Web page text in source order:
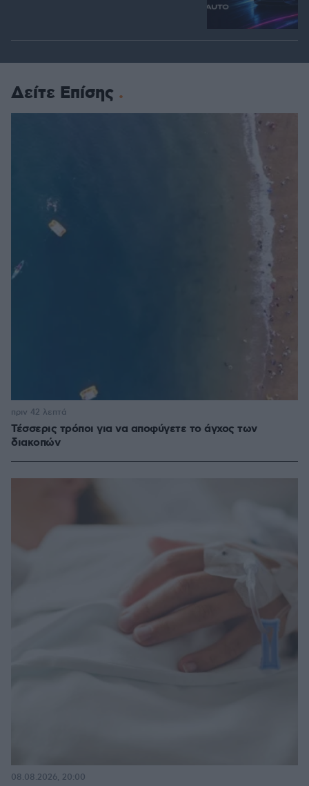
Δείτε Επίσης
Τέσσερις τρόποι για να αποφύγετε το άγχος των
διακοπών
πριν 42 λεπτά
08.08.2026, 20:00